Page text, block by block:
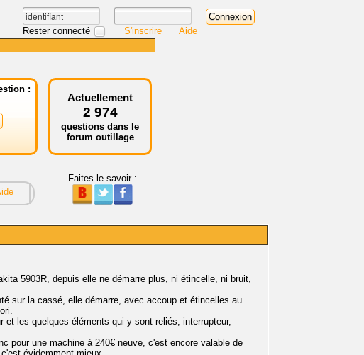
Rester connecté S'inscrire Aide
:
Actuellement
2 974
questions dans le
forum outillage
Faites le savoir :
5903R, depuis elle ne démarre plus, ni étincelle, ni bruit,
sur la cassé, elle démarre, avec accoup et étincelles au
les quelques éléments qui y sont reliés, interrupteur,
pour une machine à 240€ neuve, c'est encore valable de